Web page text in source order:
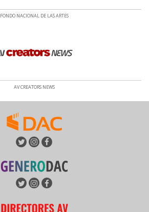
FONDO NACIONAL DE LAS ARTES
AV CREATORS NEWS